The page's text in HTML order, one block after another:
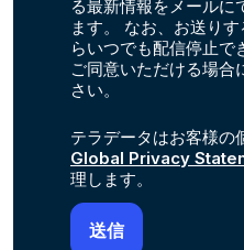
る最新情報をメールに
ます。 なお、お送り
らいつでも配信停止で
ご同意いただける場合
さい。
テラデータはお客様の
Global Privacy
理します。